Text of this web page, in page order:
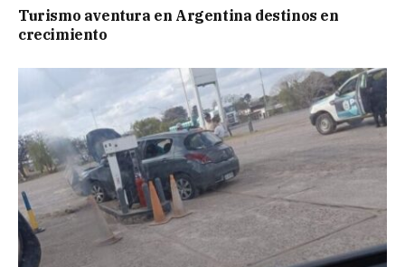
Turismo aventura en Argentina destinos en
crecimiento